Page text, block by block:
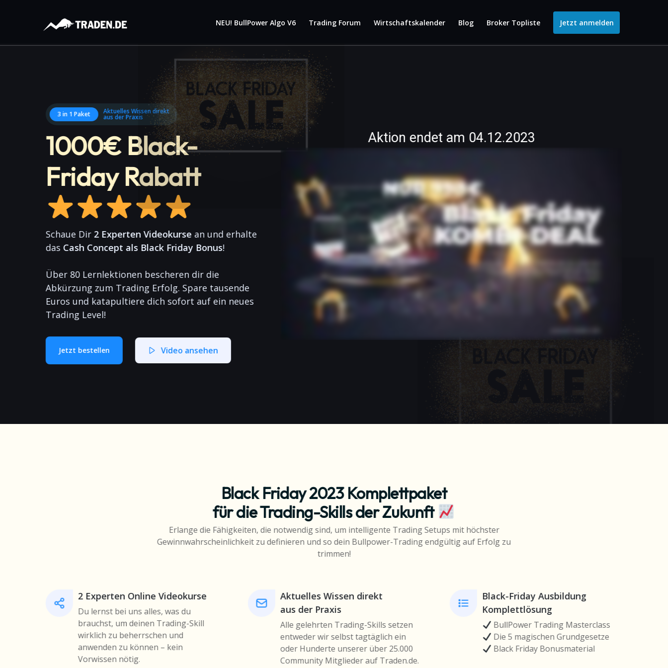
NEU! BullPower Algo V6 Trading Forum Wirtschaftskalender Blog Broker Topliste Jetzt anmelden
3 in 1 Paket Aktuelles Wissen direkt
aus der Praxis
1000€ Black-
Friday Rabatt
Schaue Dir 2 Experten Videokurse an und erhalte
das Cash Concept als Black Friday Bonus!
Über 80 Lernlektionen bescheren dir die
Abkürzung zum Trading Erfolg. Spare tausende
Euros und katapultiere dich sofort auf ein neues
Trading Level!
Jetzt bestellen Video ansehen
Aktion endet am 04.12.2023
Black Friday 2023 Komplettpaket
für die Trading-Skills der Zukunft
Erlange die Fähigkeiten, die notwendig sind, um intelligente Trading Setups mit höchster
Gewinnwahrscheinlichkeit zu definieren und so dein Bullpower-Trading endgültig auf Erfolg zu
trimmen!
2 Experten Online Videokurse
Du lernst bei uns alles, was du
brauchst, um deinen Trading-Skill
wirklich zu beherrschen und
anwenden zu können – kein
Vorwissen nötig.
Aktuelles Wissen direkt
aus der Praxis
Alle gelehrten Trading-Skills setzen
entweder wir selbst tagtäglich ein
oder Hunderte unserer über 25.000
Community Mitglieder auf Traden.de.
Black-Friday Ausbildung
Komplettlösung
BullPower Trading Masterclass
Die 5 magischen Grundgesetze
Black Friday Bonusmaterial